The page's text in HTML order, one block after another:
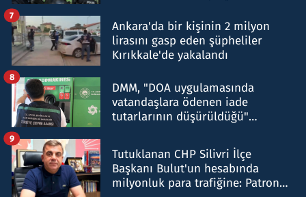
Ankara'da bir kişinin 2 milyon
lirasını gasp eden şüpheliler
Kırıkkale'de yakalandı
7
DMM, "DOA uygulamasında
vatandaşlara ödenen iade
tutarlarının düşürüldüğü"
8
Tutuklanan CHP Silivri İlçe
Başkanı Bulut'un hesabında
milyonluk para trafiğine: Patron
9